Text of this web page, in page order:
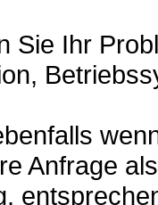
Sie Ihr
Anfrage